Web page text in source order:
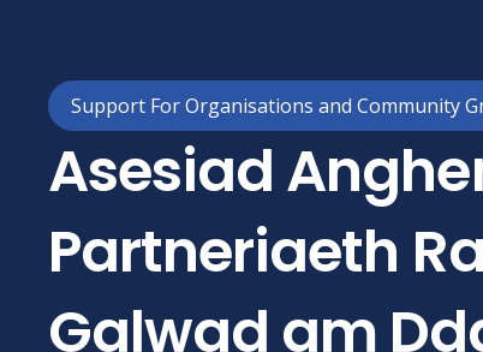
Support For Organisations and Community
Asesiad
Partneriaeth
Galwad am